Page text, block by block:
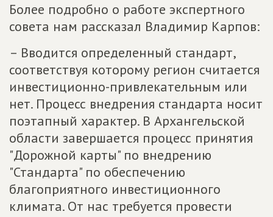
Более подробно о работе экспертного
совета нам рассказал Владимир Карпов:
– Вводится определенный стандарт,
соответствуя которому регион считается
инвестиционно-привлекательным или
нет. Процесс внедрения стандарта носит
поэтапный характер. В Архангельской
области завершается процесс принятия
"Дорожной карты" по внедрению
"Стандарта" по обеспечению
благоприятного инвестиционного
климата. От нас требуется провести